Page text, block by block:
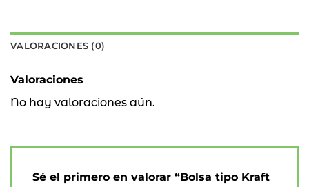
VALORACIONES (0)
Valoraciones
No hay valoraciones aún.
Sé el primero en valorar “Bolsa tipo Kraft